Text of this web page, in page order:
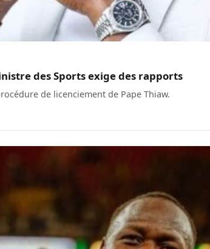
des Sports exige des rapports
de licenciement de Pape Thiaw.